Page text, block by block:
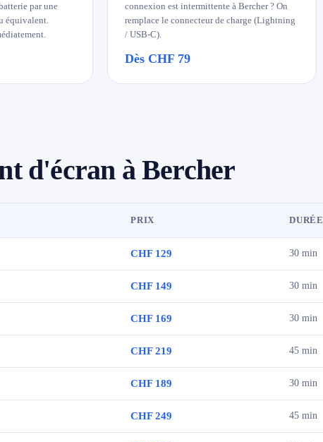
par une
équivalent.
connexion est intermittente à Bercher ? On
remplace le connecteur de charge (Lightning
/ USB-C).
Dès CHF 79
d'écran à Bercher
PRIX DURÉE
CHF 129 30 min
CHF 149 30 min
CHF 169 30 min
CHF 219 45 min
CHF 189 30 min
CHF 249 45 min